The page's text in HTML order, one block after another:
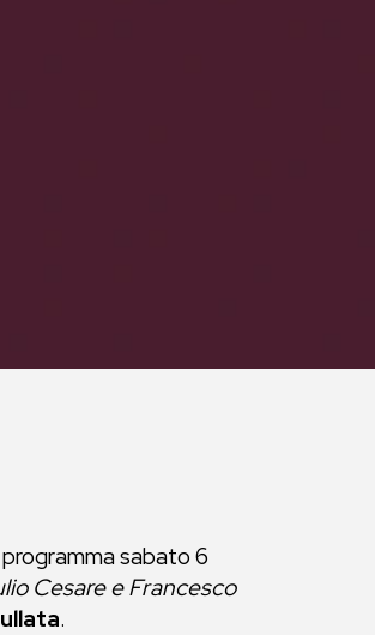
sabato 6
Cesare e Francesco
.